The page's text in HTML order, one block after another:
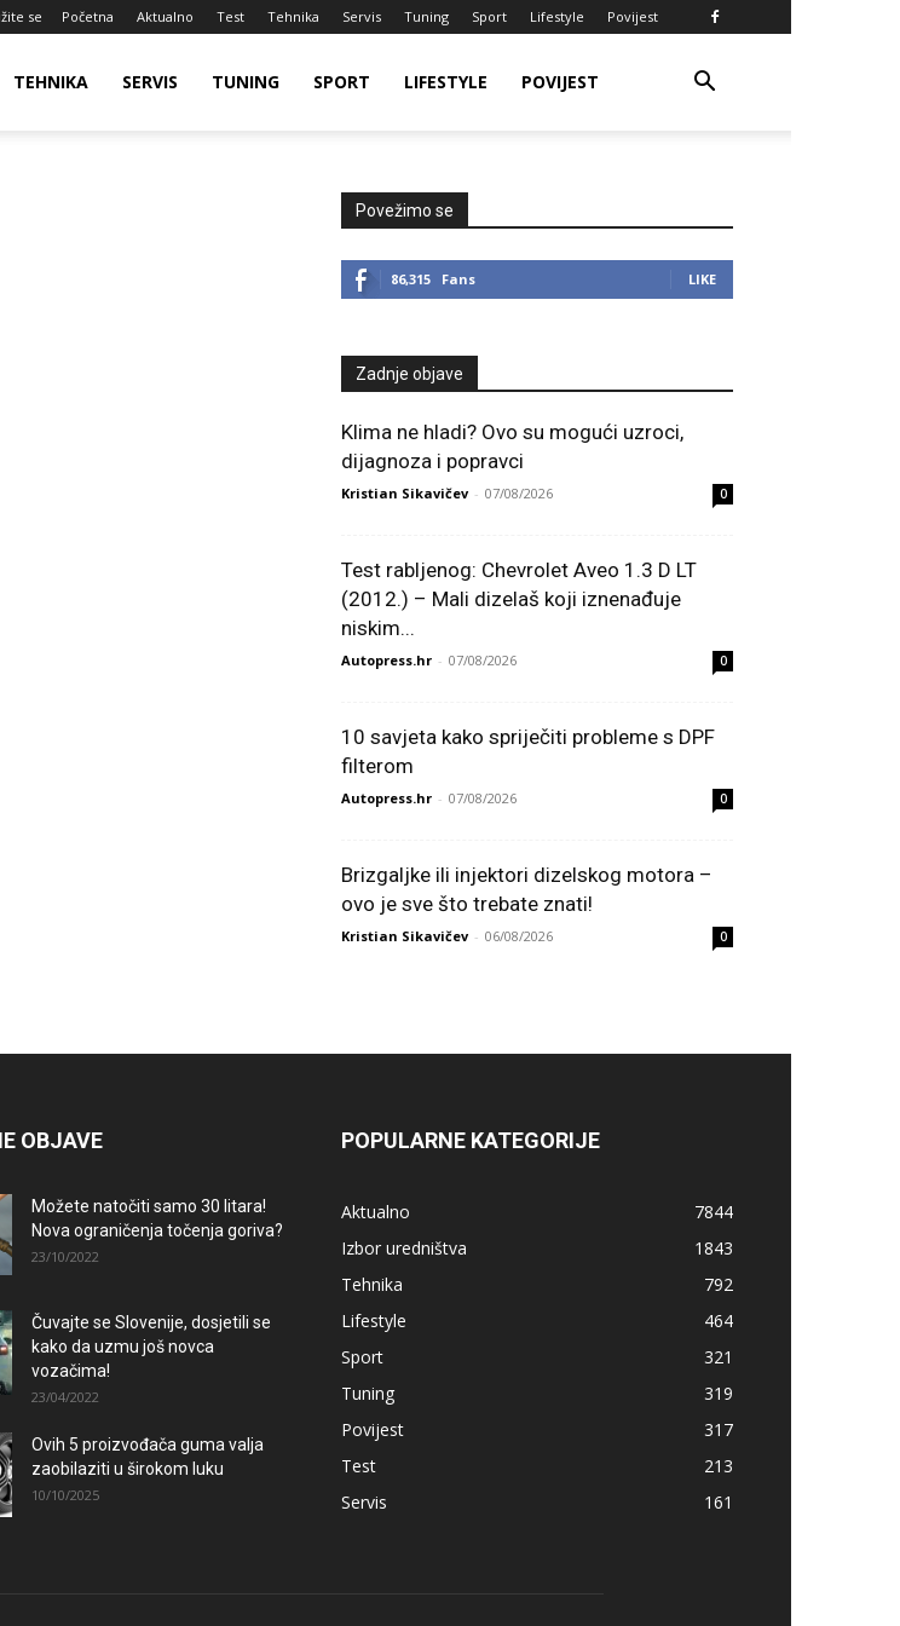
se Početna Aktualno Test Tehnika Servis Tuning Sport Lifestyle Povijest
TEHNIKA SERVIS TUNING SPORT LIFESTYLE POVIJEST
Povežimo se
86,315 Fans LIKE
Zadnje objave
Klima ne hladi? Ovo su mogući uzroci,
dijagnoza i popravci
Kristian Sikavičev - 07/08/2026 0
Test rabljenog: Chevrolet Aveo 1.3 D LT
(2012.) – Mali dizelaš koji iznenađuje
niskim...
Autopress.hr - 07/08/2026 0
10 savjeta kako spriječiti probleme s DPF
filterom
Autopress.hr - 07/08/2026 0
Brizgaljke ili injektori dizelskog motora –
ovo je sve što trebate znati!
Kristian Sikavičev - 06/08/2026 0
OBJAVE
Možete natočiti samo 30 litara!
Nova ograničenja točenja goriva?
23/10/2022
Čuvajte se Slovenije, dosjetili se
kako da uzmu još novca
vozačima!
23/04/2022
Ovih 5 proizvođača guma valja
zaobilaziti u širokom luku
10/10/2025
POPULARNE KATEGORIJE
Aktualno
7844
Izbor uredništva
1843
Tehnika
792
Lifestyle
464
Sport
321
Tuning
319
Povijest
317
Test
213
Servis
161